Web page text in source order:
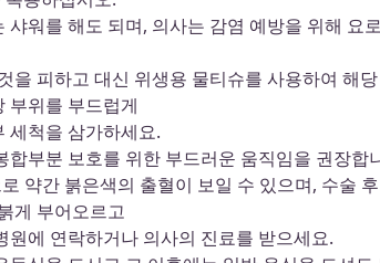
샤워를 해도 되며, 의사는 감염 예방을 위해 요
을 피하고 대신 위생용 물티슈를 사용하여 해
부위를 부드럽게
세척을 삼가하세요.
부분 보호를 위한 부드러운 움직임을 권장합
약간 붉은색의 출혈이 보일 수 있으며, 수술
게 부어오르고
원에 연락하거나 의사의 진료를 받으세요.